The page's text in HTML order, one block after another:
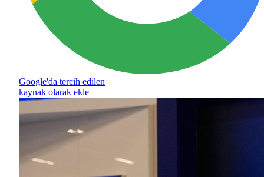
Google'da tercih edilen
kaynak olarak ekle